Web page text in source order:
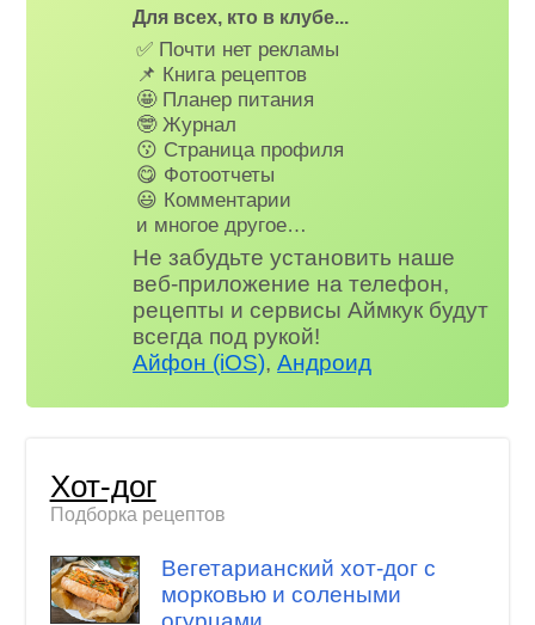
Для всех, кто в клубе...
✅ Почти нет рекламы
📌 Книга рецептов
🤩 Планер питания
🤓 Журнал
😗 Страница профиля
😋 Фотоотчеты
😃 Комментарии
и многое другое…
Не забудьте установить наше
веб-приложение на телефон,
рецепты и сервисы Аймкук будут
всегда под рукой!
Айфон (iOS),Андроид
Хот-дог
Подборка рецептов
Вегетарианский хот-дог с
морковью и солеными